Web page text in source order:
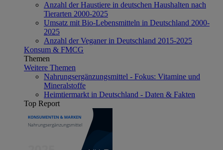
Anzahl der Haustiere in deutschen Haushalten nach
Tierarten 2000-2025
Umsatz mit Bio-Lebensmitteln in Deutschland 2000-
2025
Anzahl der Veganer in Deutschland 2015-2025
Konsum & FMCG
Themen
Weitere Themen
Nahrungsergänzungsmittel - Fokus: Vitamine und
Mineralstoffe
Heimtiermarkt in Deutschland - Daten & Fakten
Top Report